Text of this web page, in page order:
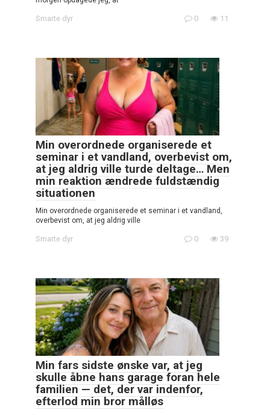
Smarte dyr 0 11
Min overordnede organiserede et
seminar i et vandland, overbevist om,
at jeg aldrig ville turde deltage… Men
min reaktion ændrede fuldstændig
situationen
Min overordnede organiserede et seminar i et vandland,
overbevist om, at jeg aldrig ville
Smarte dyr 0 39
Min fars sidste ønske var, at jeg
skulle åbne hans garage foran hele
familien — det, der var indenfor,
efterlod min bror målløs